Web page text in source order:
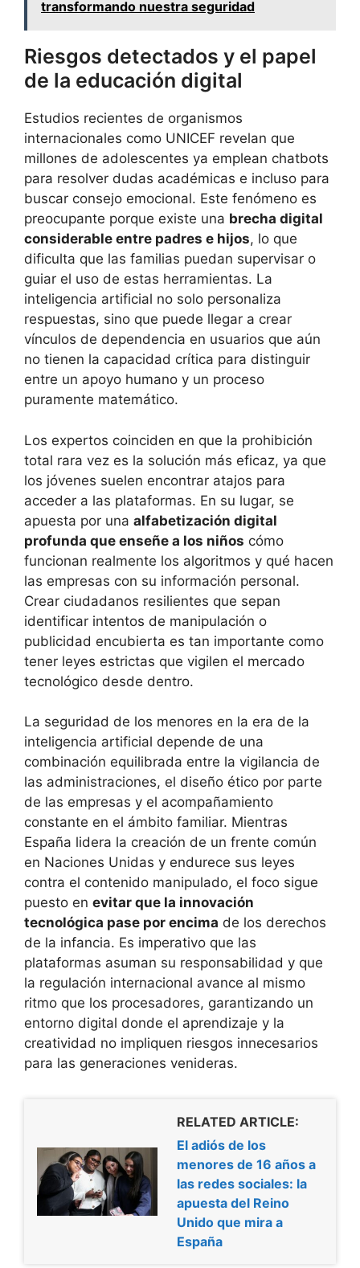
transformando nuestra seguridad
Riesgos detectados y el papel
de la educación digital
Estudios recientes de organismos
internacionales como UNICEF revelan que
millones de adolescentes ya emplean chatbots
para resolver dudas académicas e incluso para
buscar consejo emocional. Este fenómeno es
preocupante porque existe una brecha digital
considerable entre padres e hijos, lo que
dificulta que las familias puedan supervisar o
guiar el uso de estas herramientas. La
inteligencia artificial no solo personaliza
respuestas, sino que puede llegar a crear
vínculos de dependencia en usuarios que aún
no tienen la capacidad crítica para distinguir
entre un apoyo humano y un proceso
puramente matemático.
Los expertos coinciden en que la prohibición
total rara vez es la solución más eficaz, ya que
los jóvenes suelen encontrar atajos para
acceder a las plataformas. En su lugar, se
apuesta por una alfabetización digital
profunda que enseñe a los niños cómo
funcionan realmente los algoritmos y qué hacen
las empresas con su información personal.
Crear ciudadanos resilientes que sepan
identificar intentos de manipulación o
publicidad encubierta es tan importante como
tener leyes estrictas que vigilen el mercado
tecnológico desde dentro.
La seguridad de los menores en la era de la
inteligencia artificial depende de una
combinación equilibrada entre la vigilancia de
las administraciones, el diseño ético por parte
de las empresas y el acompañamiento
constante en el ámbito familiar. Mientras
España lidera la creación de un frente común
en Naciones Unidas y endurece sus leyes
contra el contenido manipulado, el foco sigue
puesto en evitar que la innovación
tecnológica pase por encima de los derechos
de la infancia. Es imperativo que las
plataformas asuman su responsabilidad y que
la regulación internacional avance al mismo
ritmo que los procesadores, garantizando un
entorno digital donde el aprendizaje y la
creatividad no impliquen riesgos innecesarios
para las generaciones venideras.
RELATED ARTICLE:
El adiós de los
menores de 16 años a
las redes sociales: la
apuesta del Reino
Unido que mira a
España